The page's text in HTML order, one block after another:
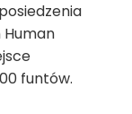
Human
funtów.